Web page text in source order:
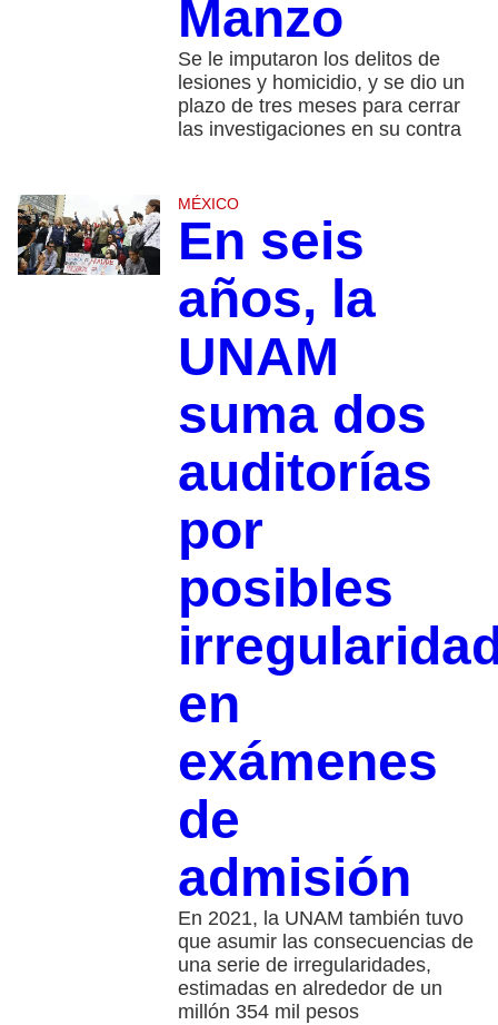
Manzo
Se le imputaron los delitos de
lesiones y homicidio, y se dio un
plazo de tres meses para cerrar
las investigaciones en su contra
MÉXICO
En seis
años, la
UNAM
suma dos
auditorías
por
posibles
en
exámenes
de
admisión
En 2021, la UNAM también tuvo
que asumir las consecuencias de
una serie de irregularidades,
estimadas en alrededor de un
millón 354 mil pesos